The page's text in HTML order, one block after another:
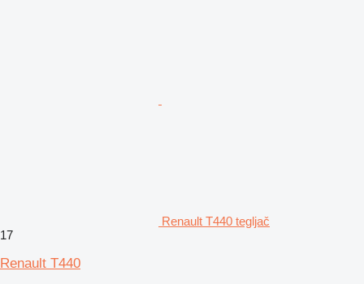
Renault T440 tegljač
17
Renault T440